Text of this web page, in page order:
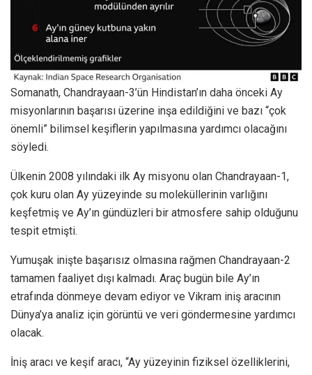
Somanath, Chandrayaan-3’ün Hindistan’ın daha önceki Ay
misyonlarının başarısı üzerine inşa edildiğini ve bazı “çok
önemli” bilimsel keşiflerin yapılmasına yardımcı olacağını
söyledi.
Ülkenin 2008 yılındaki ilk Ay misyonu olan Chandrayaan-1,
çok kuru olan Ay yüzeyinde su moleküllerinin varlığını
keşfetmiş ve Ay’ın gündüzleri bir atmosfere sahip olduğunu
tespit etmişti.
Yumuşak inişte başarısız olmasına rağmen Chandrayaan-2
tamamen faaliyet dışı kalmadı. Araç bugün bile Ay’ın
etrafında dönmeye devam ediyor ve Vikram iniş aracının
Dünya’ya analiz için görüntü ve veri göndermesine yardımcı
olacak.
İniş aracı ve keşif aracı, “Ay yüzeyinin fiziksel özelliklerini,